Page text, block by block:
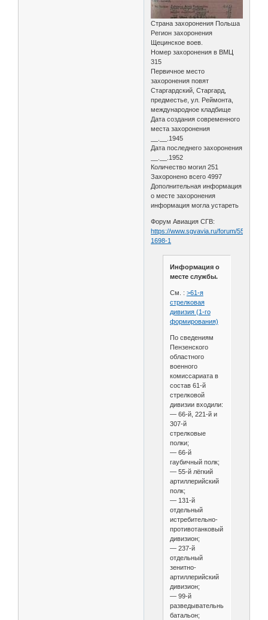
Страна захоронения Польша
Регион захоронения
Щецинское воев.
Номер захоронения в ВМЦ
315
Первичное место
захоронения повят
Старгардский, Старгард,
предместье, ул. Реймонта,
международное кладбище
Дата создания современного
места захоронения
__.__.1945
Дата последнего захоронения
__.__.1952
Количество могил 251
Захоронено всего 4997
Дополнительная информация
о месте захоронения
информация могла устареть
Форум Авиация СГВ:
https://www.sgvavia.ru/forum/550-
1698-1
Информация о
месте службы.
См. : >61-я
стрелковая
дивизия (1-го
формирования)
По сведениям
Пензенского
областного
военного
комиссариата в
состав 61-й
стрелковой
дивизии входили:
— 66-й, 221-й и
307-й
стрелковые
полки;
— 66-й
гаубичный полк;
— 55-й лёгкий
артиллерийский
полк;
— 131-й
отдельный
истребительно-
противотанковый
дивизион;
— 237-й
отдельный
зенитно-
артиллерийский
дивизион;
— 99-й
разведывательный
батальон;